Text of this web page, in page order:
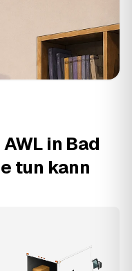
in Bad
tun kann